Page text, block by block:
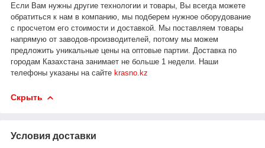
Если Вам нужны другие технологии и товары, Вы всегда можете
обратиться к нам в компанию, мы подберем нужное оборудование
с просчетом его стоимости и доставкой.
Мы поставляем товары
напрямую от заводов-производителей, потому мы можем
предложить уникальные цены на оптовые партии. Доставка по
городам Казахстана занимает не больше 1 недели.
Наши
телефоны указаны на сайте krasno.kz
Скрыть
Условия доставки